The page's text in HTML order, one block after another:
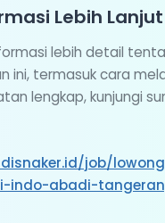
Lebih Lanjut
lebih detail
ini, termasuk cara
lengkap, kunjungi
job/
indo-abadi-